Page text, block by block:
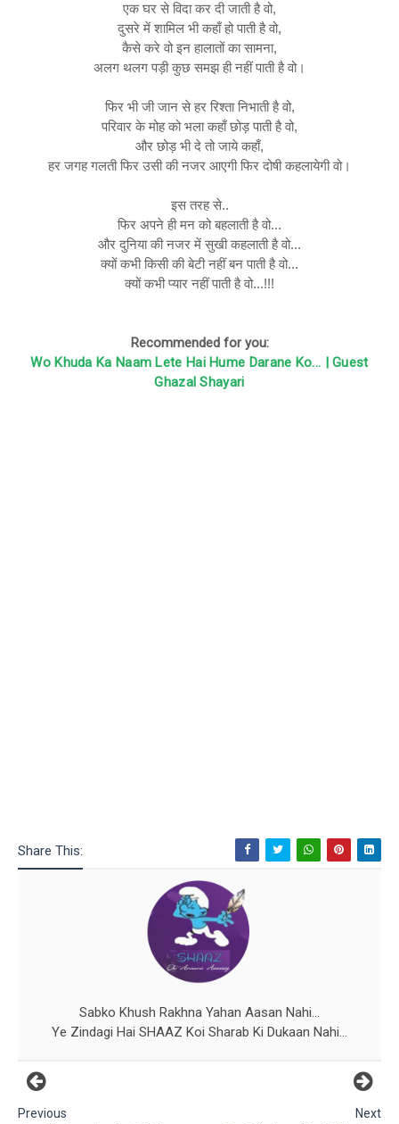
एक घर से विदा कर दी जाती है वो,
दुसरे में शामिल भी कहाँ हो पाती है वो,
कैसे करे वो इन हालातों का सामना,
अलग थलग पड़ी कुछ समझ ही नहीं पाती है वो।
फिर भी जी जान से हर रिश्ता निभाती है वो,
परिवार के मोह को भला कहाँ छोड़ पाती है वो,
और छोड़ भी दे तो जाये कहाँ,
हर जगह गलती फिर उसी की नजर आएगी फिर दोषी कहलायेगी वो।
इस तरह से..
फिर अपने ही मन को बहलाती है वो...
और दुनिया की नजर में सुखी कहलाती है वो...
क्यों कभी किसी की बेटी नहीं बन पाती है वो...
क्यों कभी प्यार नहीं पाती है वो...!!!
Recommended for you:
Wo Khuda Ka Naam Lete Hai Hume Darane Ko... | Guest
Ghazal Shayari
Share This:
Sabko Khush Rakhna Yahan Aasan Nahi...
Ye Zindagi Hai SHAAZ Koi Sharab Ki Dukaan Nahi...
Next
Previous